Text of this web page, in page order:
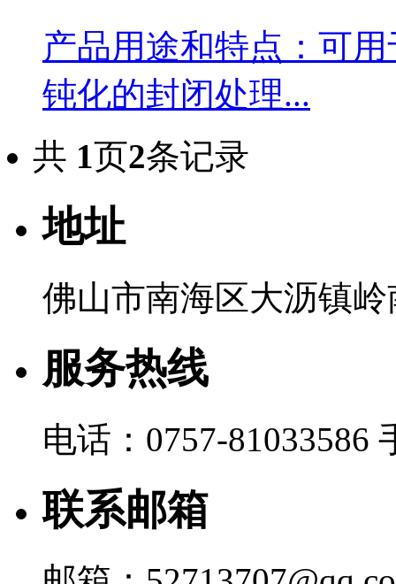
产品用途和特点：可
钝化的封闭处理...
共 1页2条记录
地址
佛山市南海区大沥镇
服务热线
电话：0757-81033586
联系邮箱